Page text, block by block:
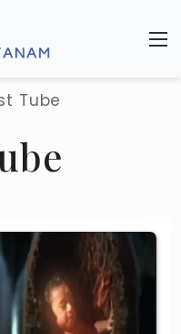
Tube